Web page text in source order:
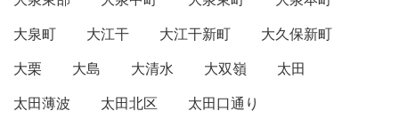
大泉町
大江干 大江干新町
大久保新町
大栗
大島 大清水 大双嶺
太田
太田薄波
太田北区
太田口通り